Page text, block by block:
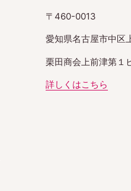
〒460-0013
愛知県名古屋市中区
栗田商会上前津第１
詳しくはこちら